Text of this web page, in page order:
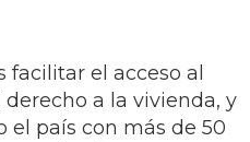
el acceso al
a la vivienda, y
el país con más de 50